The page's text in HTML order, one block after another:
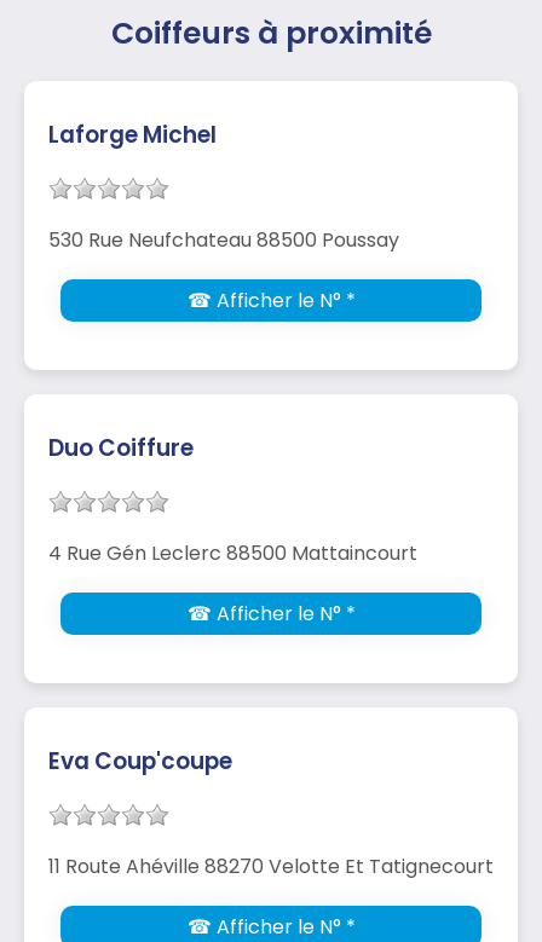
Coiffeurs à proximité
Laforge Michel
530 Rue Neufchateau 88500 Poussay
☎ Afficher le N° *
Duo Coiffure
4 Rue Gén Leclerc 88500 Mattaincourt
☎ Afficher le N° *
Eva Coup'coupe
11 Route Ahéville 88270 Velotte Et Tatignecourt
☎ Afficher le N° *